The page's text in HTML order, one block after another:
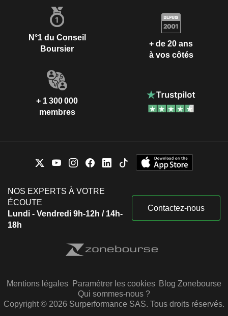
N°1 du Conseil
Boursier
+ de 20 ans
à vos côtés
+ 1 300 000
membres
NOS EXPERTS À VOTRE
ÉCOUTE
Lundi - Vendredi 9h-12h / 14h-
18h
Contactez-nous
Mentions légales Paramétrer les cookies Blog Zonebourse
Qui sommes-nous ?
Copyright © 2026 Surperformance SAS. Tous droits réservés.